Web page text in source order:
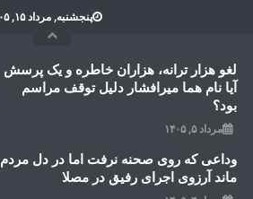
پنجشنبه, مرداد ۱۵, ۱۴۰۵
لغو هزار ترانه، هزاران خاطره و یک پرسش
آیا نام هما میرافشار دلیل توقف مراسم
بود؟
مرداد ۵, ۱۴۰۵
وداعی که روی صحنه نرفت اما در دل مردم
ماند آرزوی اجرای رفیق در مصلا